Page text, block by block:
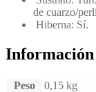
de cuarzo/
Hiberna: Sí.
Peso 0,15 kg